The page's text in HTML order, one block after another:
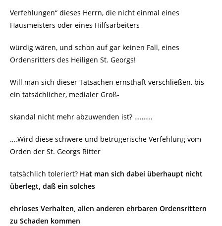
Verfehlungen“ dieses Herrn, die nicht einmal eines
Hausmeisters oder eines Hilfsarbeiters
würdig wären, und schon auf gar keinen Fall, eines
Ordensritters des Heiligen St. Georgs!
Will man sich dieser Tatsachen ernsthaft verschließen, bis
ein tatsächlicher, medialer Groß-
skandal nicht mehr abzuwenden ist? ……….
….Wird diese schwere und betrügerische Verfehlung vom
Orden der St. Georgs Ritter
tatsächlich toleriert? Hat man sich dabei überhaupt nicht
überlegt, daß ein solches
ehrloses Verhalten, allen anderen ehrbaren Ordensrittern
zu Schaden kommen